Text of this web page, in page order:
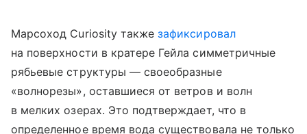
Марсоход Curiosity такжезафиксировал
на поверхности в кратере Гейла симметричные
рябьевые структуры — своеобразные
«волнорезы», оставшиеся от ветров и волн
в мелких озерах. Это подтверждает, что в
определенное время вода существовала не только